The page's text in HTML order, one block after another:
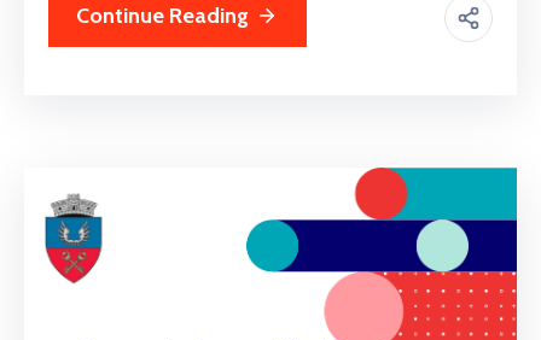
Continue Reading